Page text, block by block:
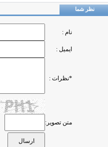
نظر شما
نام :
ایمیل :
*نظرات :
متن تصویر: